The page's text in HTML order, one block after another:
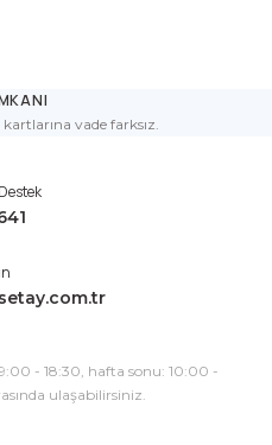
vade farksız.
- 18:30, hafta sonu: 10:00 -
ulaşabilirsiniz.